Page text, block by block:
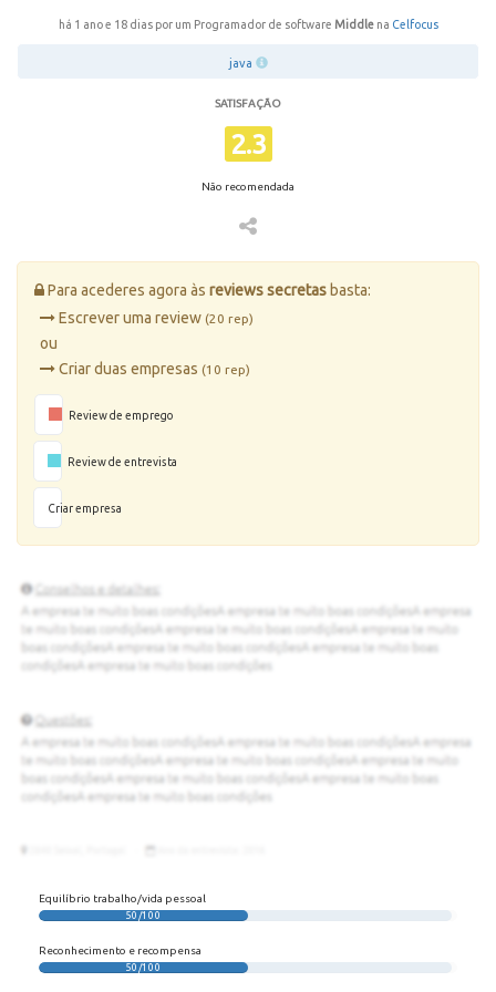
há 1 ano e 18 dias por um Programador de software Middlena Celfocus
java
SATISFAÇÃO
2.3
Não recomendada
Para acederes agora às reviews secretas basta:
Escrever uma review (20 rep)
ou
Criar duas empresas (10 rep)
Review de emprego
Review de entrevista
Criar empresa
Equilíbrio trabalho/vida pessoal
50/100
Reconhecimento e recompensa
50/100